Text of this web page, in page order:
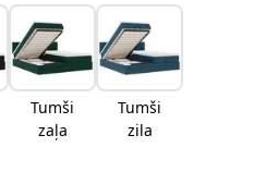
Tumši
zaļa
Tumši
zila